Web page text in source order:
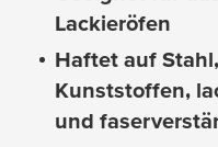
Lackieröfen
Haftet auf
Kunststoffen,
und